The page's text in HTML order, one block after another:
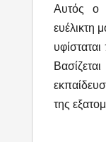
Αυτός ο
ευέλικτη
της